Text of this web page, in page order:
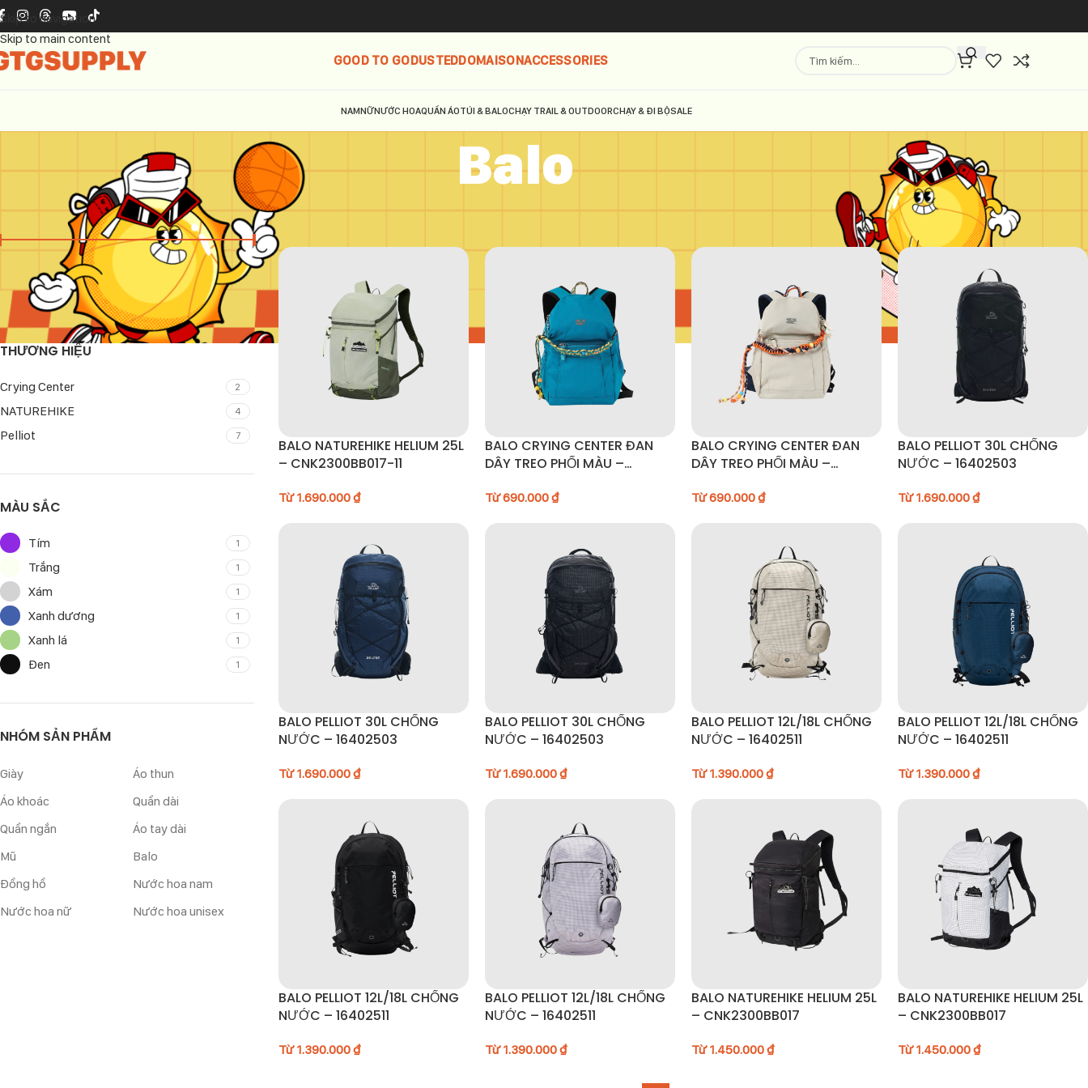
Skip to navigation
Skip to main content
GOOD TO GODUSTEDDOMAISONACCESSORIES
NAMNỮNƯỚC HOAQUẦN ÁOTÚI & BALOCHẠY TRAIL & OUTDOORCHẠY & ĐI BỘSALE
Balo
GIÁ
LỌC
690.000 ₫—1.690.000 ₫
THƯƠNG HIỆU
Crying Center 2
NATUREHIKE 4
Pelliot 7
MÀU SẮC
Tím 1
Trắng 1
Xám 1
Xanh dương 1
Xanh lá 1
Đen 1
NHÓM SẢN PHẨM
Giày
Áo thun
Áo khoác
Quần dài
Quần ngắn
Áo tay dài
Mũ
Balo
Đồng hồ
Nước hoa nam
Nước hoa nữ
Nước hoa unisex
Trang chủ Balo Hiển thị 9 12 18 24
BALO NATUREHIKE HELIUM 25L
– CNK2300BB017-11
Từ1.690.000₫
BALO CRYING CENTER ĐAN
DÂY TREO PHỐI MÀU –
Từ690.000₫
BALO CRYING CENTER ĐAN
DÂY TREO PHỐI MÀU –
Từ690.000₫
BALO PELLIOT 30L CHỐNG
NƯỚC – 16402503
Từ1.690.000₫
BALO PELLIOT 30L CHỐNG
NƯỚC – 16402503
Từ1.690.000₫
BALO PELLIOT 30L CHỐNG
NƯỚC – 16402503
Từ1.690.000₫
BALO PELLIOT 12L/18L CHỐNG
NƯỚC – 16402511
Từ1.390.000₫
BALO PELLIOT 12L/18L CHỐNG
NƯỚC – 16402511
Từ1.390.000₫
BALO PELLIOT 12L/18L CHỐNG
NƯỚC – 16402511
Từ1.390.000₫
BALO PELLIOT 12L/18L CHỐNG
NƯỚC – 16402511
Từ1.390.000₫
BALO NATUREHIKE HELIUM 25L
– CNK2300BB017
Từ1.450.000₫
BALO NATUREHIKE HELIUM 25L
– CNK2300BB017
Từ1.450.000₫